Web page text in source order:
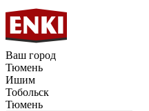
Ваш город
Тюмень
Ишим
Тобольск
Тюмень